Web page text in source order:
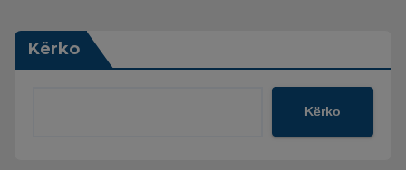
Kërko
Kërko